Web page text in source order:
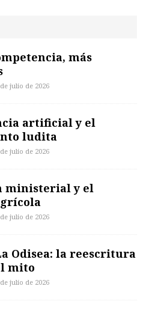
más
julio de 2026
artificial y el
ludita
julio de 2026
ministerial y el
julio de 2026
Odisea: la reescritura
mito
julio de 2026